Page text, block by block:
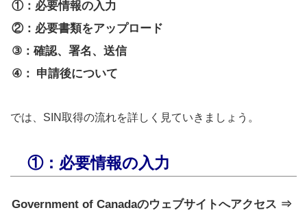
①：必要情報の入力
②：必要書類をアップロード
③：確認、署名、送信
④： 申請後について
では、SIN取得の流れを詳しく見ていきましょう。
①：必要情報の入力
Government of Canadaのウェブサイトへアクセス ⇒